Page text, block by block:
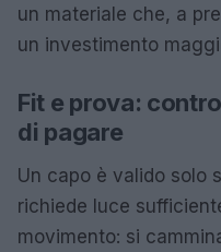
un materiale che, a
un investimento
Fit e prova:
di pagare
Un capo è valido solo
richiede luce
movimento: si